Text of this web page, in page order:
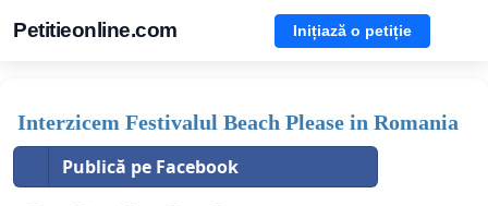
Petitieonline.com Inițiază o petiție
Interzicem Festivalul Beach Please in Romania
Publică pe Facebook